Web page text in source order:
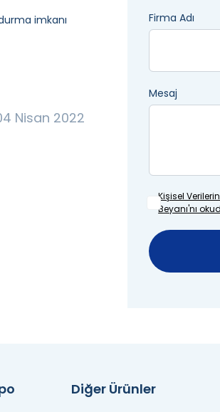
imkanı
Nisan 2022
Firma Adı
Mesaj
Kişisel
Beyanı'nı
Diğer Ürünler